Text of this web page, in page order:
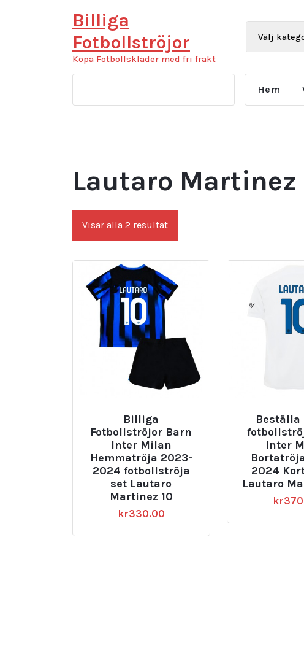
Billiga
Fotbollströjor
Köpa Fotbollskläder med fri frakt
Hem
Lautaro
Visar alla 2 resultatSortera
efter
Billiga
Fotbollströjor Barn
Inter Milan
Hemmatröja 2023-
2024 fotbollströja
set Lautaro
Martinez 10
kr330.00
Inter
2024
Lautaro
kr